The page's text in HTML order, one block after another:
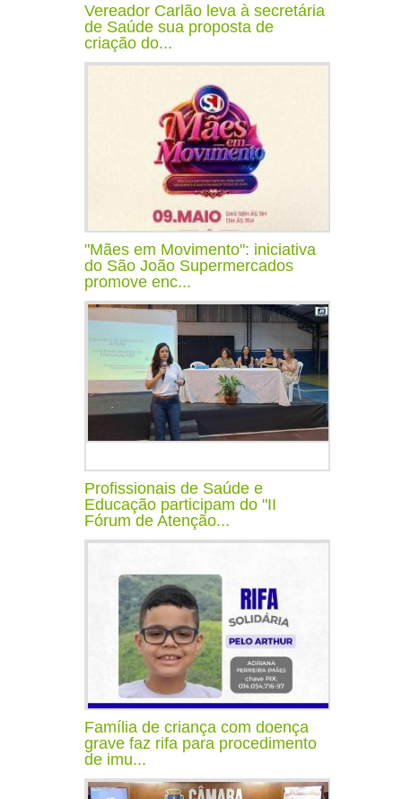
Vereador Carlão leva à secretária
de Saúde sua proposta de
criação do...
"Mães em Movimento": iniciativa
do São João Supermercados
promove enc...
Profissionais de Saúde e
Educação participam do "II
Fórum de Atenção...
Família de criança com doença
grave faz rifa para procedimento
de imu...